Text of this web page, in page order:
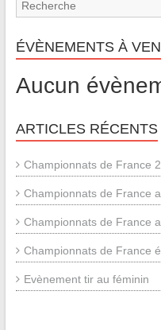
ÉVÈNEMENTS À
Aucun
ARTICLES RÉCENTS
Championnats de France
Championnats de France
Championnats de France
Championnats de France
Evènement tir au féminin